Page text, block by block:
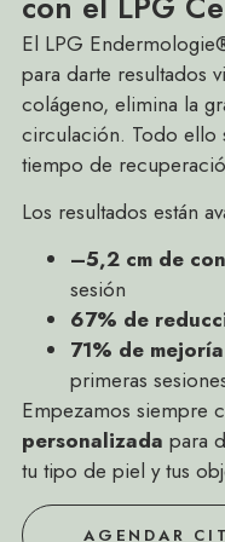
El LPG
para darte resultados
colágeno, elimina la
circulación. Todo ello
tiempo de
Los resultados están
–5,2 cm de
sesión
67% de
71% de
primeras
Empezamos siempre
personalizada para
tu tipo de piel y tus
AGENDAR